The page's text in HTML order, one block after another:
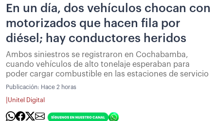
En un día, dos vehículos chocan con
motorizados que hacen fila por
diésel; hay conductores heridos
Ambos siniestros se registraron en Cochabamba,
cuando vehículos de alto tonelaje esperaban para
poder cargar combustible en las estaciones de servicio
Publicación: Hace 2 horas
Unitel Digital